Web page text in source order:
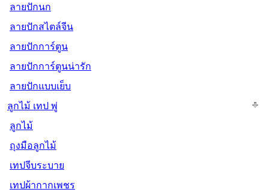
ลายปักนก
ลายปักสไตล์จีน
ลายปักการ์ตูน
ลายปักการ์ตูนน่ารัก
ลายปักแบบเย็บ
ลูกไม้ เทป พู่
ลูกไม้
ถุงมือลูกไม้
เทปจีบระบาย
เทปผ้ากากเพชร